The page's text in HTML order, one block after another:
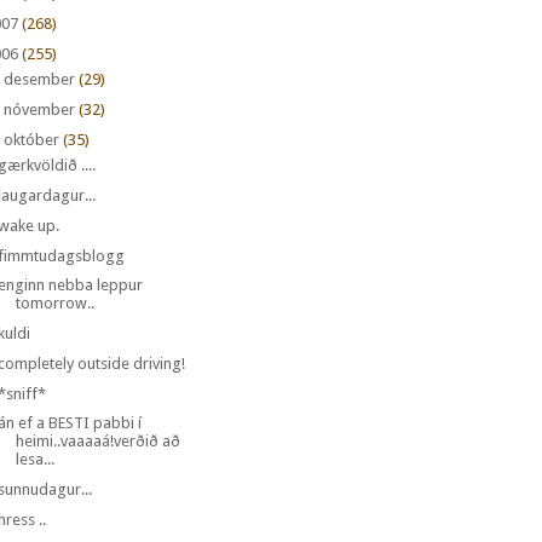
(268)
(255)
desember (29)
nóvember (32)
október (35)
gærkvöldið ....
laugardagur...
up.
enginn nebba leppur
tomorrow..
kuldi
outside driving!
án ef a BESTI pabbi í
heimi..vaaaaá!verðið að
lesa...
sunnudagur...
hress ..